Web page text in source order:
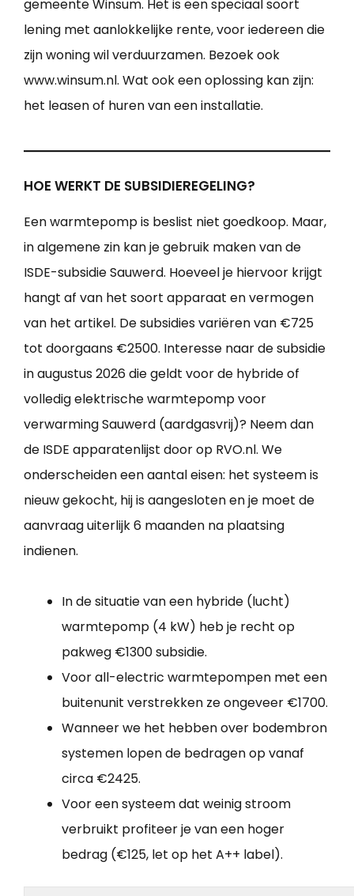
gemeente Winsum. Het is een speciaal soort
lening met aanlokkelijke rente, voor iedereen die
zijn woning wil verduurzamen. Bezoek ook
www.winsum.nl. Wat ook een oplossing kan zijn:
het leasen of huren van een installatie.
HOE WERKT DE SUBSIDIEREGELING?
Een warmtepomp is beslist niet goedkoop. Maar,
in algemene zin kan je gebruik maken van de
ISDE-subsidie Sauwerd. Hoeveel je hiervoor krijgt
hangt af van het soort apparaat en vermogen
van het artikel. De subsidies variëren van €725
tot doorgaans €2500. Interesse naar de subsidie
in augustus 2026 die geldt voor de hybride of
volledig elektrische warmtepomp voor
verwarming Sauwerd (aardgasvrij)? Neem dan
de ISDE apparatenlijst door op RVO.nl. We
onderscheiden een aantal eisen: het systeem is
nieuw gekocht, hij is aangesloten en je moet de
aanvraag uiterlijk 6 maanden na plaatsing
indienen.
In de situatie van een hybride (lucht)
warmtepomp (4 kW) heb je recht op
pakweg €1300 subsidie.
Voor all-electric warmtepompen met een
buitenunit verstrekken ze ongeveer €1700.
Wanneer we het hebben over bodembron
systemen lopen de bedragen op vanaf
circa €2425.
Voor een systeem dat weinig stroom
verbruikt profiteer je van een hoger
bedrag (€125, let op het A++ label).